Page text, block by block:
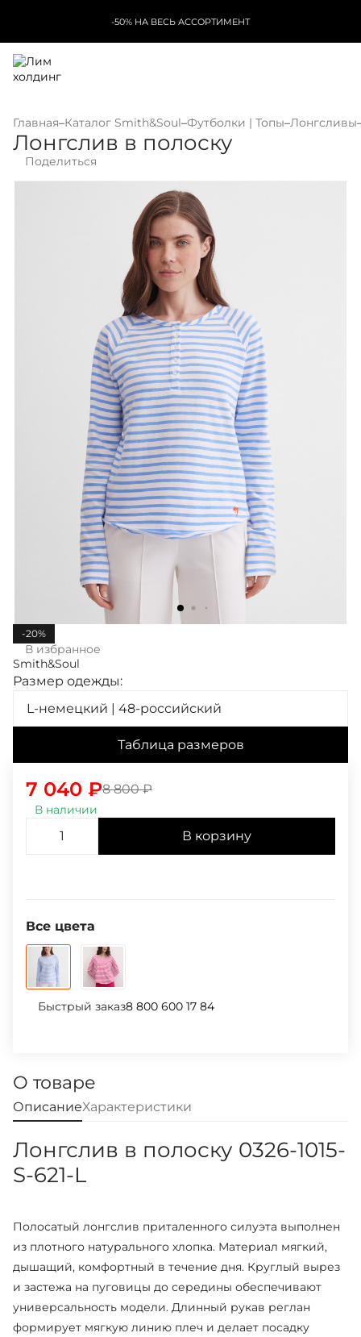
-50% НА ВЕСЬ АССОРТИМЕНТ
Главная–Каталог Smith&Soul–Футболки | Топы–Лонгсливы
Лонгслив в полоску
Поделиться
-20%
В избранное
Smith&Soul
Размер одежды:
L-немецкий | 48-российский
Таблица размеров
8 800₽
7 040 ₽
В наличии
В корзину
Все цвета
Быстрый заказ8 800 600 17 84
О товаре
ОписаниеХарактеристики
Лонгслив в полоску 0326-1015-
S-621-L
Полосатый лонгслив приталенного силуэта выполнен
из плотного натурального хлопка. Материал мягкий,
дышащий, комфортный в течение дня. Круглый вырез
и застежа на пуговицы до середины обеспечивают
универсальность модели. Длинный рукав реглан
формирует мягкую линию плеч и делает посадку